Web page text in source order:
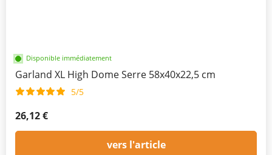
Disponible immédiatement
Garland XL High Dome Serre 58x40x22,5 cm
5/5
26,12 €
vers l'article